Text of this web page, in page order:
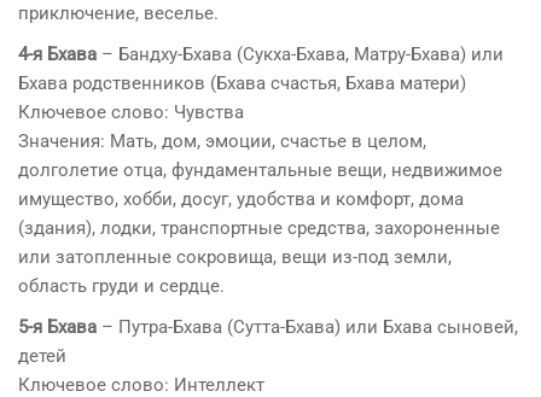
приключение, веселье.
4-я Бхава – Бандху-Бхава (Сукха-Бхава, Матру-Бхава) или
Бхава родственников (Бхава счастья, Бхава матери)
Ключевое слово: Чувства
Значения: Мать, дом, эмоции, счастье в целом,
долголетие отца, фундаментальные вещи, недвижимое
имущество, хобби, досуг, удобства и комфорт, дома
(здания), лодки, транспортные средства, захороненные
или затопленные сокровища, вещи из-под земли,
область груди и сердце.
5-я Бхава – Путра-Бхава (Сутта-Бхава) или Бхава сыновей,
детей
Ключевое слово: Интеллект